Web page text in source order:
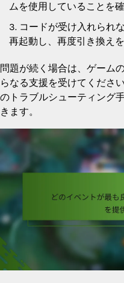
ムを使用していることを確
コードが受け入れられ
再起動し、再度引き換えを
問題が続く場合は、ゲーム
らなる支援を受けてくださ
のトラブルシューティング
きます。